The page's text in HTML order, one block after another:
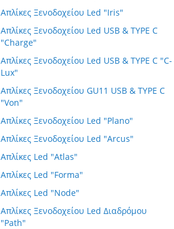
Απλίκες Ξενοδοχείου Led "Iris"
Απλίκες Ξενοδοχείου Led USB & TYPE C
"Charge"
Απλίκες Ξενοδοχείου Led USB & TYPE C "C-
Lux"
Απλίκες Ξενοδοχείου GU11 USB & TYPE C
"Von"
Απλίκες Ξενοδοχείου Led "Plano"
Απλίκες Ξενοδοχείου Led "Arcus"
Απλίκες Led "Atlas"
Απλίκες Led "Forma"
Απλίκες Led "Node"
Απλίκες Ξενοδοχείου Led Διαδρόμου
"Path"